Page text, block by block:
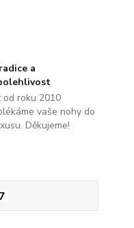
a
od roku 2010
vaše nohy do
Děkujeme!
7